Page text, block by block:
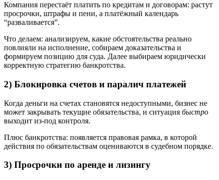
Компания перестаёт платить по кредитам и договорам: растут
просрочки, штрафы и пени, а платёжный календарь
“разваливается”.
Что делаем: анализируем, какие обстоятельства реально
повлияли на исполнение, собираем доказательства и
формируем позицию для суда. Далее выбираем юридически
корректную стратегию банкротства.
2) Блокировка счетов и паралич платежей
Когда деньги на счетах становятся недоступными, бизнес не
может закрывать текущие обязательства, и ситуация быстро
выходит из-под контроля.
Плюс банкротства: появляется правовая рамка, в которой
действия по обязательствам оцениваются в судебном порядке.
3) Просрочки по аренде и лизингу